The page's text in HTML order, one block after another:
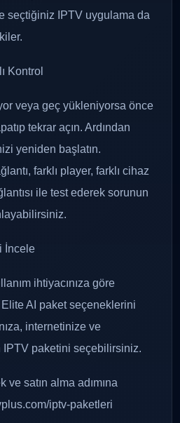
seçtiğiniz IPTV uygulama da
Kontrol
veya geç yükleniyorsa önce
tekrar açın. Ardından
yeniden başlatın.
farklı player, farklı cihaz
ile test ederek sorunun
İncele
ihtiyacınıza göre
AI paket seçeneklerini
internetinize ve
paketini seçebilirsiniz.
satın alma adımına
iptv-paketleri